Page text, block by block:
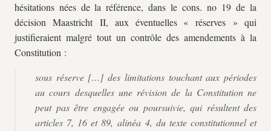
hésitations nées de la référence, dans le cons. no 19 de la
décision Maastricht II, aux éventuelles « réserves » qui
justifieraient malgré tout un contrôle des amendements à la
Constitution :
sous réserve […] des limitations touchant aux périodes
au cours desquelles une révision de la Constitution ne
peut pas être engagée ou poursuivie, qui résultent des
articles 7, 16 et 89, alinéa 4, du texte constitutionnel et